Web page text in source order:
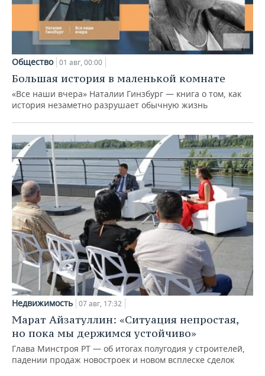
Общество 01 авг, 00:00
Большая история в маленькой комнате
«Все наши вчера» Наталии Гинзбург — книга о том, как
история незаметно разрушает обычную жизнь
Недвижимость 07 авг, 17:32
Марат Айзатуллин: «Ситуация непростая,
но пока мы держимся устойчиво»
Глава Минстроя РТ — об итогах полугодия у строителей,
падении продаж новостроек и новом всплеске сделок